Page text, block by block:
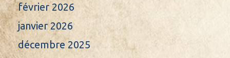
février 2026
janvier 2026
décembre 2025